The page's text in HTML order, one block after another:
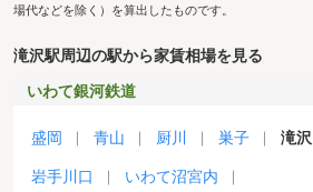
場代などを除く）を算出したものです。
滝沢駅周辺の駅から家賃相場を見る
いわて銀河鉄道
盛岡 青山 厨川 巣子 滝沢
岩手川口 いわて沼宮内